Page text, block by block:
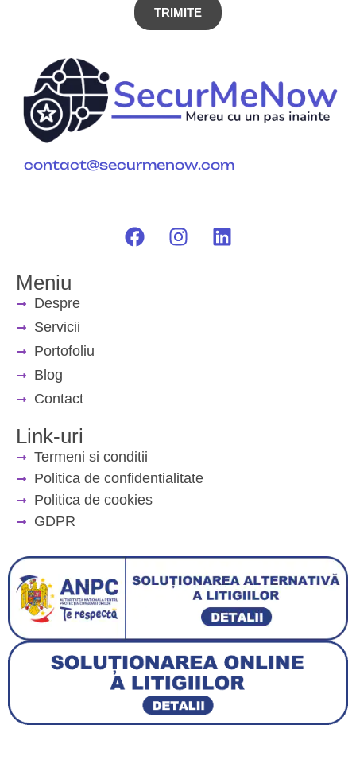
TRIMITE
contact@securmenow.com
Meniu
Despre
Servicii
Portofoliu
Blog
Contact
Link-uri
Termeni si conditii
Politica de confidentialitate
Politica de cookies
GDPR